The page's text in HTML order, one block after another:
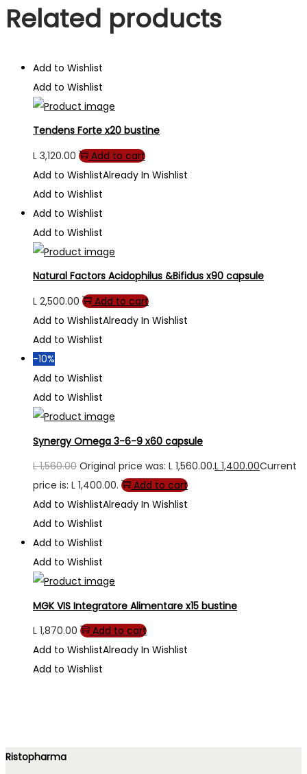
Related products
Add to Wishlist
Add to Wishlist
Tendens Forte x20 bustine
L 3,120.00
Add to cart
Add to WishlistAlready In Wishlist
Add to Wishlist
Add to Wishlist
Add to Wishlist
Natural Factors Acidophilus &Bifidus x90 capsule
L 2,500.00
Add to cart
Add to WishlistAlready In Wishlist
Add to Wishlist
-10%
Add to Wishlist
Add to Wishlist
Synergy Omega 3-6-9 x60 capsule
L1,560.00 Original price was: L 1,560.00.L 1,400.00Current
price is: L 1,400.00.
Add to cart
Add to WishlistAlready In Wishlist
Add to Wishlist
Add to Wishlist
Add to Wishlist
MGK VIS Integratore Alimentare x15 bustine
L 1,870.00
Add to cart
Add to WishlistAlready In Wishlist
Add to Wishlist
Ristopharma